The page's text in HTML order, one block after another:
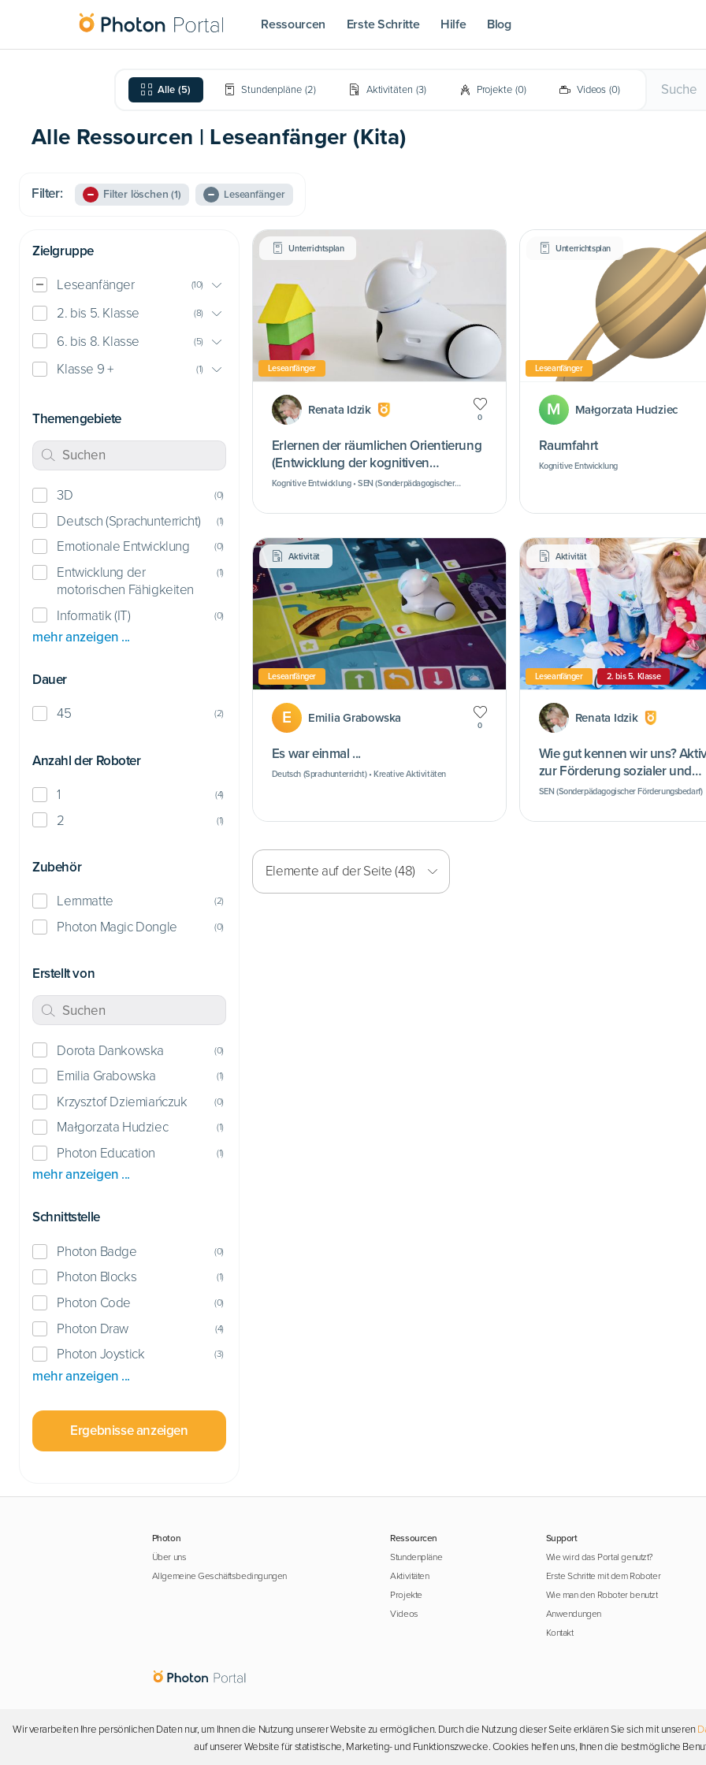
Ressourcen Erste Schritte Hilfe Blog
Alle (5) Stundenpläne (2) Aktivitäten (3) Projekte (0) Videos (0)
Alle Ressourcen | Leseanfänger (Kita)
Filter: Filter löschen (1) Leseanfänger
Zielgruppe
Leseanfänger (10)
2. bis 5. Klasse (8)
6. bis 8. Klasse (5)
Klasse 9 + (1)
Themengebiete
3D (0)
Deutsch (Sprachunterricht) (1)
Emotionale Entwicklung (0)
Entwicklung der
motorischen Fähigkeiten
(1)
Informatik (IT) (0)
mehr anzeigen ...
Dauer
45 (2)
Anzahl der Roboter
1 (4)
2 (1)
Zubehör
Lernmatte (2)
Photon Magic Dongle (0)
Erstellt von
Dorota Dankowska (0)
Emilia Grabowska (1)
Krzysztof Dziemiańczuk (0)
Małgorzata Hudziec (1)
Photon Education (1)
mehr anzeigen ...
Schnittstelle
Photon Badge (0)
Photon Blocks (1)
Photon Code (0)
Photon Draw (4)
Photon Joystick (3)
mehr anzeigen ...
Ergebnisse anzeigen
Unterrichtsplan
Leseanfänger
Renata Idzik
0
Erlernen der räumlichen Orientierung
(Entwicklung der kognitiven
Kompetenz)
Kognitive Entwicklung • SEN (Sonderpädagogischer
Unterrichtsplan
Leseanfänger
M Małgorzata Hudziec
Raumfahrt
Kognitive Entwicklung
Aktivität
Leseanfänger
E Emilia Grabowska
0
Es war einmal ...
Deutsch (Sprachunterricht) • Kreative Aktivitäten
Aktivität
Leseanfänger 2. bis 5. Klasse
Renata Idzik
Wie gut kennen wir uns? Aktivitäten
zur Förderung sozialer und
emotionaler Kompetenzen
SEN (Sonderpädagogischer Förderungsbedarf)
Elemente auf der Seite (48)
Photon
Über uns
Allgemeine Geschäftsbedingungen
Ressourcen
Stundenpläne
Aktivitäten
Projekte
Videos
Support
Wie wird das Portal genutzt?
Erste Schritte mit dem Roboter
Wie man den Roboter benutzt
Anwendungen
Kontakt
Urheberrecht © 2026 Photon. Alle Rechte vorbehalten.
Wir verarbeiten Ihre persönlichen Daten nur, um Ihnen die Nutzung unserer Website zu ermöglichen. Durch die Nutzung dieser Seite erklären Sie sich mit unseren
auf unserer Website für statistische, Marketing- und Funktionszwecke. Cookies helfen uns, Ihnen die bestmögliche